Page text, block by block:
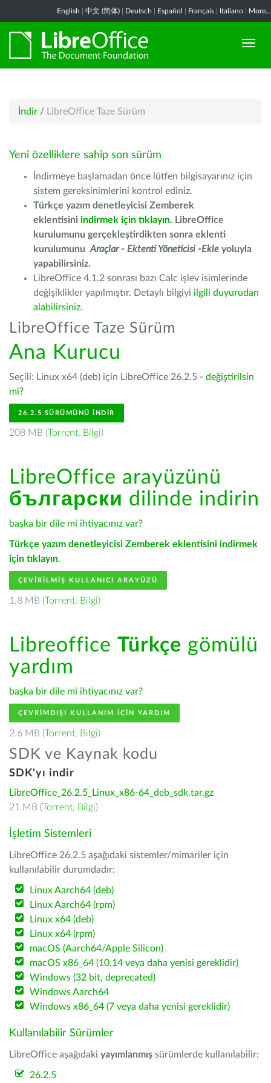
English 中文 (简体) Deutsch Español Français Italiano More...
İndir / LibreOffice Taze Sürüm
Yeni özelliklere sahip son sürüm
İndirmeye başlamadan önce lütfen bilgisayarınız için
sistem gereksinimlerini kontrol ediniz.
Türkçe yazım denetleyicisi Zemberek
eklentisini indirmek için tıklayın. LibreOffice
kurulumunu gerçekleştirdikten sonra eklenti
kurulumunu Araçlar - Ektenti Yöneticisi -Ekle yoluyla
yapabilirsiniz.
LibreOffice 4.1.2 sonrası bazı Calc işlev isimlerinde
değişiklikler yapılmıştır. Detaylı bilgiyi ilgili duyurudan
alabilirsiniz.
LibreOffice Taze Sürüm
Ana Kurucu
Seçili: Linux x64 (deb) için LibreOffice 26.2.5 - değiştirilsin
mi?
26.2.5 SÜRÜMÜNÜ İNDIR
208 MB (Torrent, Bilgi)
LibreOffice arayüzünü
български dilinde indirin
başka bir dile mi ihtiyacınız var?
Türkçe yazım denetleyicisi Zemberek eklentisini indirmek
için tıklayın.
ÇEVIRILMIŞ KULLANICI ARAYÜZÜ
1.8 MB (Torrent, Bilgi)
Libreoffice Türkçe gömülü
yardım
başka bir dile mi ihtiyacınız var?
ÇEVRIMDIŞI KULLANIM IÇIN YARDIM
2.6 MB (Torrent, Bilgi)
SDK ve Kaynak kodu
SDK'yı indir
LibreOffice_26.2.5_Linux_x86-64_deb_sdk.tar.gz
21 MB (Torrent, Bilgi)
İşletim Sistemleri
LibreOffice 26.2.5 aşağıdaki sistemler/mimariler için
kullanılabilir durumdadır:
Linux Aarch64 (deb)
Linux Aarch64 (rpm)
Linux x64 (deb)
Linux x64 (rpm)
macOS (Aarch64/Apple Silicon)
macOS x86_64 (10.14 veya daha yenisi gereklidir)
Windows (32 bit, deprecated)
Windows Aarch64
Windows x86_64 (7 veya daha yenisi gereklidir)
Kullanılabilir Sürümler
LibreOffice aşağıdaki yayımlanmış sürümlerde kullanılabilir:
26.2.5